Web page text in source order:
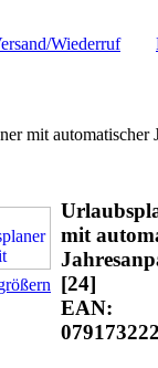
Wiederruf
mit automatischer
mit
[24]
EAN: